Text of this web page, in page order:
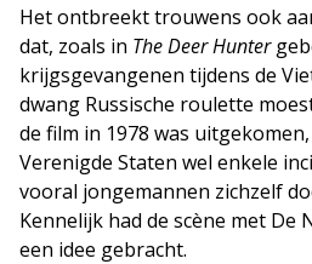
Het ontbreekt trouwens ook
dat, zoals in The Deer Hunter
krijgsgevangenen tijdens de
dwang Russische roulette
de film in 1978 was
Verenigde Staten wel enkele
vooral jongemannen zichzelf
Kennelijk had de scène met De
een idee gebracht.